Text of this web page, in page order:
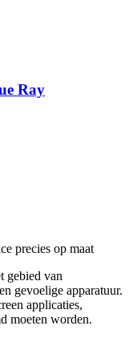
Ray
precies op maat
gebied van
gevoelige apparatuur.
applicaties,
moeten worden.